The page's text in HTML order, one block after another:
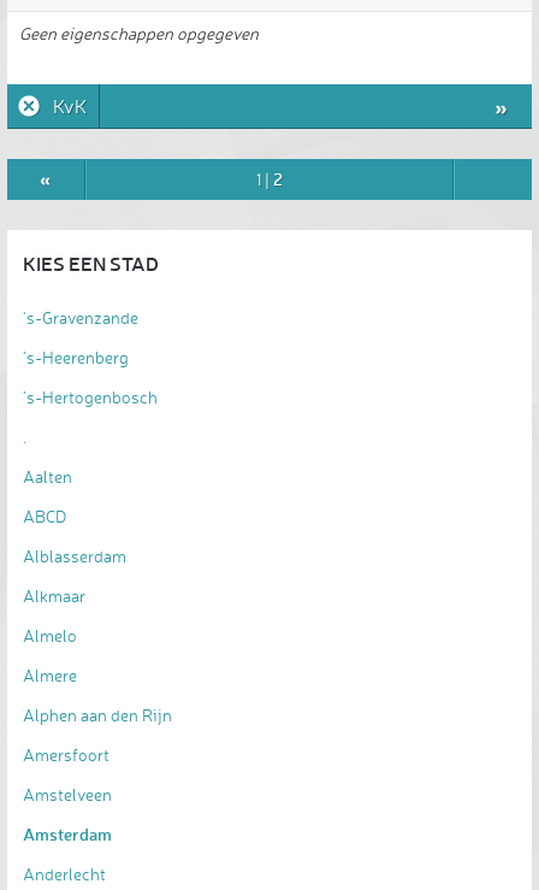
Geen eigenschappen opgegeven
KvK »
« 1| 2
KIES EEN STAD
's-Gravenzande
's-Heerenberg
's-Hertogenbosch
Aalten
ABCD
Alblasserdam
Alkmaar
Almelo
Almere
Alphen aan den Rijn
Amersfoort
Amstelveen
Amsterdam
Anderlecht